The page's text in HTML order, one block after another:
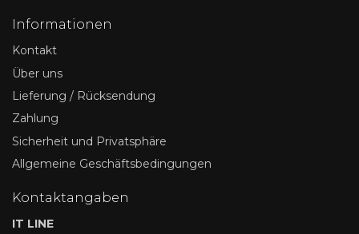
Informationen
Kontakt
Über uns
Lieferung / Rücksendung
Zahlung
Sicherheit und Privatsphäre
Allgemeine Geschäftsbedingungen
Kontaktangaben
IT LINE